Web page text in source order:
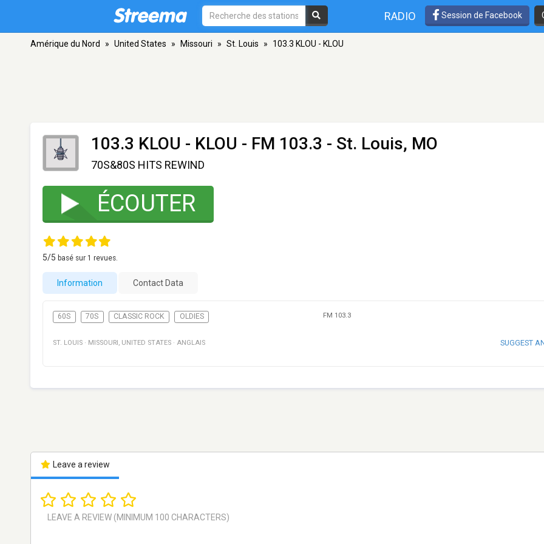
RADIO Session de Facebook
Amérique du Nord » United States » Missouri » St. Louis » 103.3 KLOU - KLOU
103.3 KLOU - KLOU - FM 103.3 - St. Louis, MO
70S&80S HITS REWIND
ÉCOUTER
5/5 basé sur 1 revues.
Information Contact Data
60S 70S CLASSIC ROCK OLDIES FM 103.3
ST. LOUIS · MISSOURI , UNITED STATES · ANGLAIS SUGGEST
Leave a review